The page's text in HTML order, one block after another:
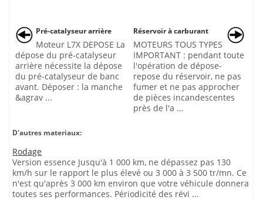
Pré-catalyseur arrière
Moteur L7X DEPOSE La
dépose du pré-catalyseur
arrière nécessite la dépose
du pré-catalyseur de banc
avant. Déposer : la manche
&agrav ...
Réservoir à carburant
MOTEURS TOUS TYPES
IMPORTANT : pendant toute
l'opération de dépose-
repose du réservoir, ne pas
fumer et ne pas approcher
de pièces incandescentes
près de l'a ...
D'autres materiaux:
Rodage
Version essence Jusqu'à 1 000 km, ne dépassez pas 130
km/h sur le rapport le plus élevé ou 3 000 à 3 500 tr/mn. Ce
n'est qu'après 3 000 km environ que votre véhicule donnera
toutes ses performances. Périodicité des révi ...